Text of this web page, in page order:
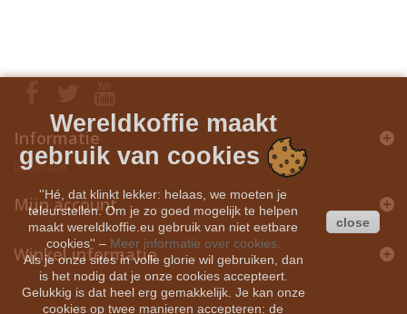
Informatie
Informatie
Mijn account
Winkel informatie
Wereldkoffie maakt
gebruik van cookies
''Hé, dat klinkt lekker: helaas, we moeten je
teleurstellen. Om je zo goed mogelijk te helpen
maakt wereldkoffie.eu gebruik van niet eetbare
cookies'' – Meer informatie over cookies.
Als je onze sites in volle glorie wil gebruiken, dan
is het nodig dat je onze cookies accepteert.
Gelukkig is dat heel erg gemakkelijk. Je kan onze
cookies op twee manieren accepteren: de
close